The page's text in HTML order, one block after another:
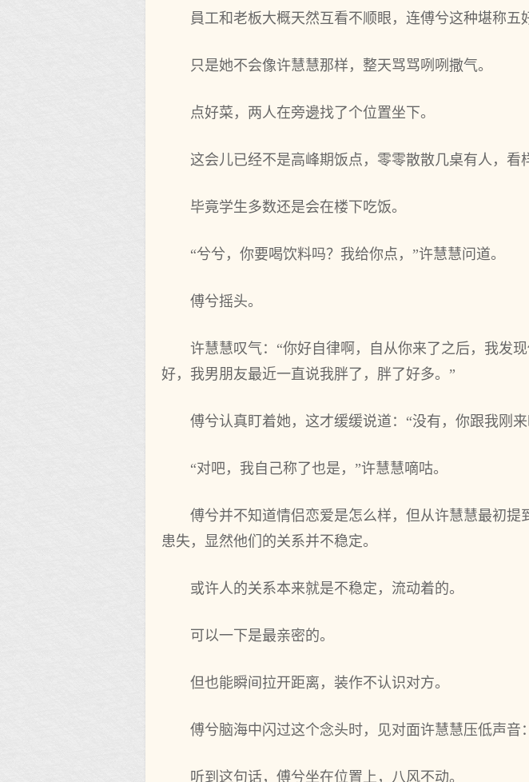
員工和老板大概天然互看不顺眼，连傅兮这种堪称五
只是她不会像许慧慧那样，整天骂骂咧咧撒气。
点好菜，两人在旁邊找了个位置坐下。
这会儿已经不是高峰期饭点，零零散散几桌有人，看
毕竟学生多数还是会在楼下吃饭。
“兮兮，你要喝饮料吗？我给你点，”许慧慧问道。
傅兮摇头。
许慧慧叹气：“你好自律啊，自从你来了之后，我发
好，我男朋友最近一直说我胖了，胖了好多。”
傅兮认真盯着她，这才缓缓说道：“没有，你跟我刚
“对吧，我自己称了也是，”许慧慧嘀咕。
傅兮并不知道情侣恋爱是怎么样，但从许慧慧最初
患失，显然他们的关系并不稳定。
或许人的关系本来就是不稳定，流动着的。
可以一下是最亲密的。
但也能瞬间拉开距离，装作不认识对方。
傅兮脑海中闪过这个念头时，见对面许慧慧压低声音
听到这句话，傅兮坐在位置上，八风不动。